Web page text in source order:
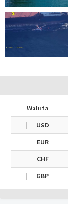
Waluta
USD
EUR
CHF
GBP